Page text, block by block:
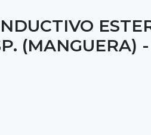
(MANGUERA)